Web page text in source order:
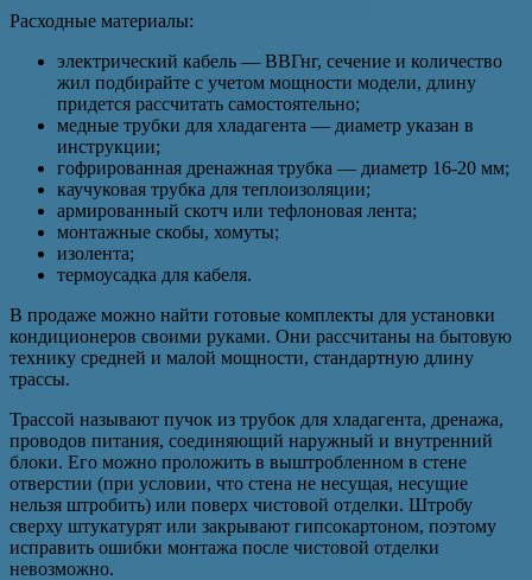
Расходные материалы:
электрический кабель — ВВГнг, сечение и количество
жил подбирайте с учетом мощности модели, длину
придется рассчитать самостоятельно;
медные трубки для хладагента — диаметр указан в
инструкции;
гофрированная дренажная трубка — диаметр 16-20 мм;
каучуковая трубка для теплоизоляции;
армированный скотч или тефлоновая лента;
монтажные скобы, хомуты;
изолента;
термоусадка для кабеля.
В продаже можно найти готовые комплекты для установки
кондиционеров своими руками. Они рассчитаны на бытовую
технику средней и малой мощности, стандартную длину
трассы.
Трассой называют пучок из трубок для хладагента, дренажа,
проводов питания, соединяющий наружный и внутренний
блоки. Его можно проложить в выштробленном в стене
отверстии (при условии, что стена не несущая, несущие
нельзя штробить) или поверх чистовой отделки. Штробу
сверху штукатурят или закрывают гипсокартоном, поэтому
исправить ошибки монтажа после чистовой отделки
невозможно.